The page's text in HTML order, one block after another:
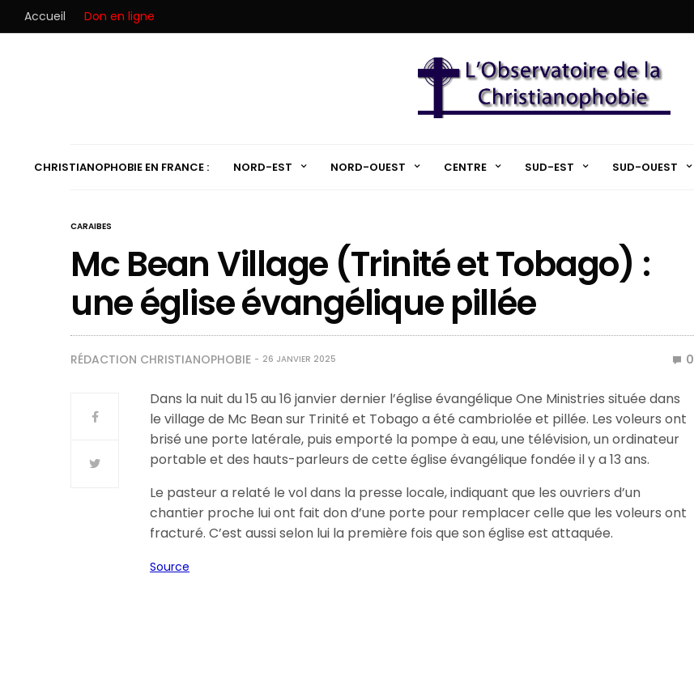
Accueil Don en ligne
CHRISTIANOPHOBIE EN FRANCE : NORD-EST NORD-OUEST CENTRE SUD-EST SUD-OUEST
CARAIBES
Mc Bean Village (Trinité et Tobago) :
une église évangélique pillée
RÉDACTION CHRISTIANOPHOBIE 26 JANVIER 2025 0
Dans la nuit du 15 au 16 janvier dernier l’église évangélique One Ministries située dans
le village de Mc Bean sur Trinité et Tobago a été cambriolée et pillée. Les voleurs ont
brisé une porte latérale, puis emporté la pompe à eau, une télévision, un ordinateur
portable et des hauts-parleurs de cette église évangélique fondée il y a 13 ans.
Le pasteur a relaté le vol dans la presse locale, indiquant que les ouvriers d’un
chantier proche lui ont fait don d’une porte pour remplacer celle que les voleurs ont
fracturé. C’est aussi selon lui la première fois que son église est attaquée.
Source